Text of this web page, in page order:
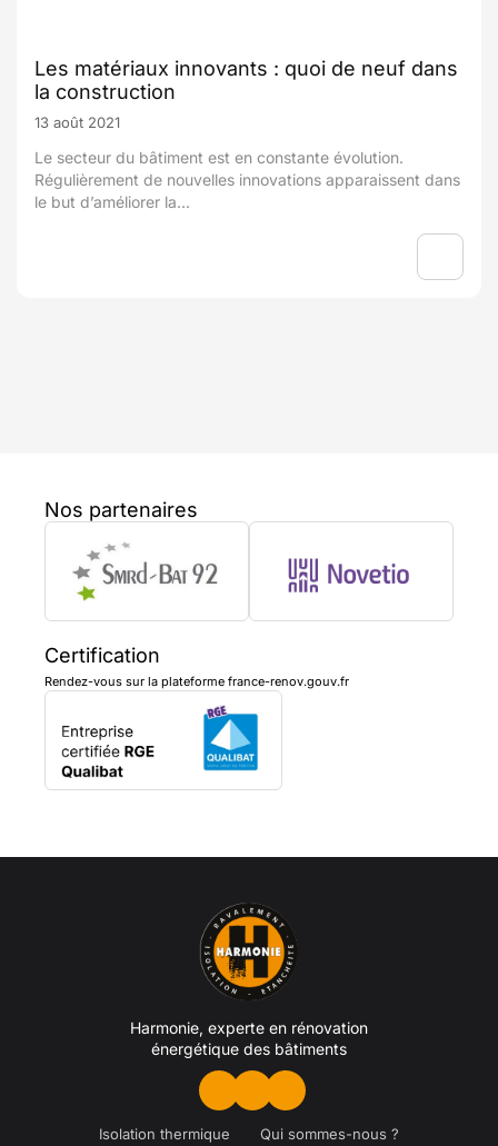
Les matériaux innovants : quoi de neuf dans
la construction
13 août 2021
Le secteur du bâtiment est en constante évolution.
Régulièrement de nouvelles innovations apparaissent dans
le but d’améliorer la...
Nos partenaires
Certification
Rendez-vous sur la plateforme france-renov.gouv.fr
Harmonie, experte en rénovation
énergétique des bâtiments
Isolation thermique Qui sommes-nous ?